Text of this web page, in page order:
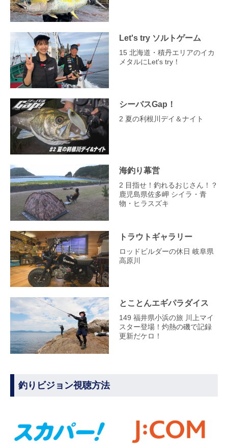
Let's try ソルトゲーム
15 北海道・積丹エリアのイカ
メタルにLet's try！
シーバスGap！
2 夏の利根川デイ＆ナイト
海釣り幕営
2 目指せ！釣れるおじさん！？
鹿児島県佐多岬 シイラ・青
物・ヒラスズキ
トラウトギャラリー
ロッドビルダーの休日 岐阜県
高原川
とことんエギパラダイス
149 福井県小浜の旅 川上マイ
スター登場！灼熱の磯で記録
更新だケロ！
釣りビジョン視聴方法